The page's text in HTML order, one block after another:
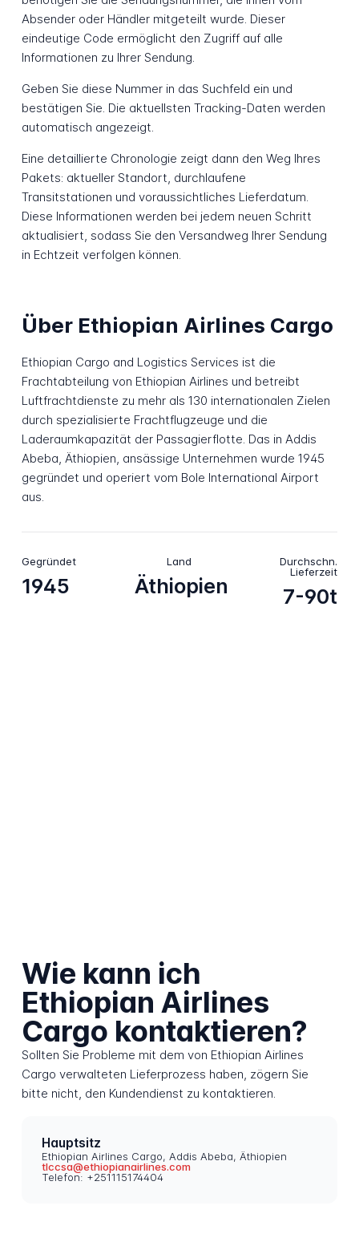
Absender oder Händler mitgeteilt wurde. Dieser
eindeutige Code ermöglicht den Zugriff auf alle
Informationen zu Ihrer Sendung.
Geben Sie diese Nummer in das Suchfeld ein und
bestätigen Sie. Die aktuellsten Tracking-Daten werden
automatisch angezeigt.
Eine detaillierte Chronologie zeigt dann den Weg Ihres
Pakets: aktueller Standort, durchlaufene
Transitstationen und voraussichtliches Lieferdatum.
Diese Informationen werden bei jedem neuen Schritt
aktualisiert, sodass Sie den Versandweg Ihrer Sendung
in Echtzeit verfolgen können.
Über Ethiopian Airlines Cargo
Ethiopian Cargo and Logistics Services ist die
Frachtabteilung von Ethiopian Airlines und betreibt
Luftfrachtdienste zu mehr als 130 internationalen Zielen
durch spezialisierte Frachtflugzeuge und die
Laderaumkapazität der Passagierflotte. Das in Addis
Abeba, Äthiopien, ansässige Unternehmen wurde 1945
gegründet und operiert vom Bole International Airport
aus.
Gegründet
1945
Land
Äthiopien
Durchschn.
Lieferzeit
7-90t
Wie kann ich
Ethiopian Airlines
Cargo kontaktieren?
Sollten Sie Probleme mit dem von Ethiopian Airlines
Cargo verwalteten Lieferprozess haben, zögern Sie
bitte nicht, den Kundendienst zu kontaktieren.
Hauptsitz
Ethiopian Airlines Cargo, Addis Abeba, Äthiopien
tlccsa@ethiopianairlines.com
Telefon: +251115174404